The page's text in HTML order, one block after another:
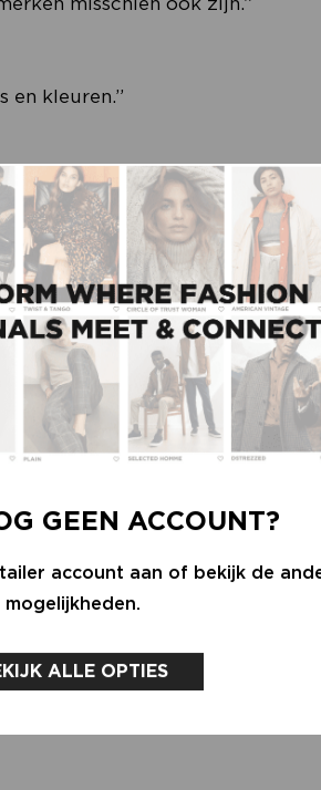
GEEN ACCOUNT?
account aan of bekijk de
mogelijkheden.
ALLE OPTIES
en kleuren.”
te zien en te spreken. Niet
we wat de merken
na Modefabriek ingestapt
moment. Ook Esqualo zijn we
vanwege onze
heb ik niks op mijn
tas of schoenen.”